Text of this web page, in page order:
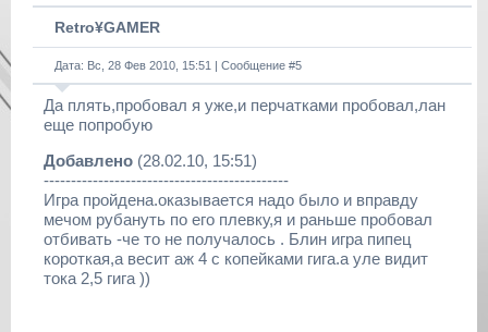
Retro¥GAMER
Дата: Вс, 28 Фев 2010, 15:51 | Сообщение #5
Да плять,пробовал я уже,и перчатками пробовал,лан
еще попробую
Добавлено (28.02.10, 15:51)
---------------------------------------------
Игра пройдена.оказывается надо было и вправду
мечом рубануть по его плевку,я и раньше пробовал
отбивать -че то не получалось . Блин игра пипец
короткая,а весит аж 4 с копейками гига.а уле видит
тока 2,5 гига ))